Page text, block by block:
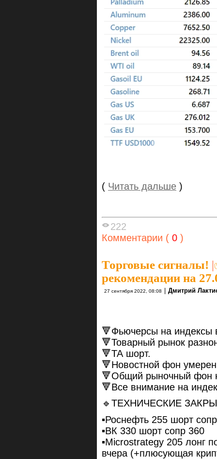
( Читать дальше )
222
Комментарии ( 0 )
Торговые сигналы! |
рекомендации на
27 сентября 2022, 08:08 | Дмитрий
🔻Фьючерсы на индексы
🔻Товарный рынок
🔻ТА шорт.
🔻Новостной фон
🔻Общий рыночный фон
🔻Все внимание на
🔹ТЕХНИЧЕСКИЕ
▪️Роснефть 255 шорт
▪️ВК 330 шорт сопр 360
▪️Microstrategy 205 лонг
вчера (+плюсующая